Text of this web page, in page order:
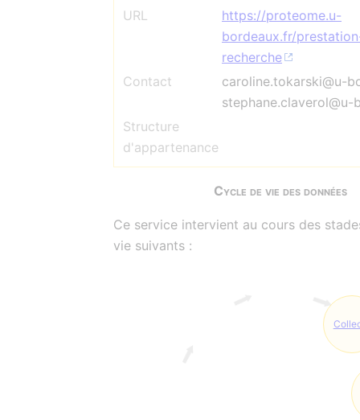
URL
https://proteome.u-
bordeaux.fr/
recherche
Contact
caroline.tokarski@u-
stephane.claverol@u-
Structure
d'appartenance
Cycle de vie des données
Ce service intervient au cours des
vie suivants :